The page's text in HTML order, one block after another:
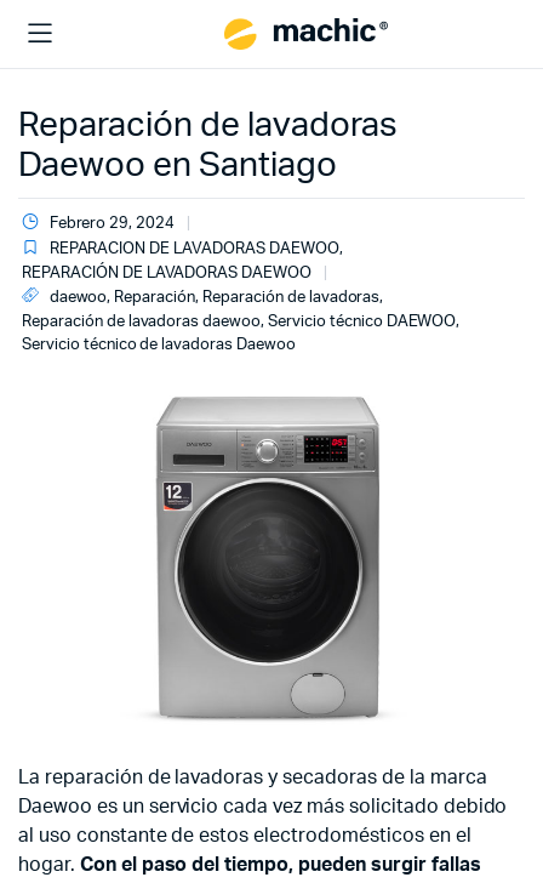
Reparación de lavadoras
Daewoo en Santiago
Febrero 29, 2024
REPARACION DE LAVADORAS DAEWOO,
REPARACIÓN DE LAVADORAS DAEWOO
daewoo, Reparación, Reparación de lavadoras,
Reparación de lavadoras daewoo, Servicio técnico DAEWOO,
Servicio técnico de lavadoras Daewoo
La reparación de lavadoras y secadoras de la marca
Daewoo es un servicio cada vez más solicitado debido
al uso constante de estos electrodomésticos en el
hogar. Con el paso del tiempo, pueden surgir fallas